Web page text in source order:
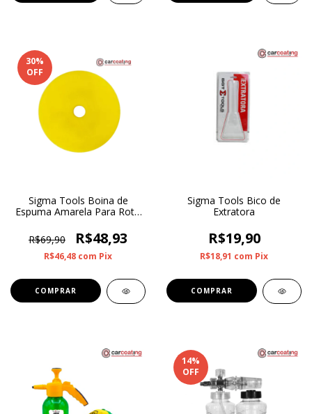
30%
OFF
Sigma Tools Boina de
Espuma Amarela Para Roto
R$69,90
R$48,93
R$46,48 com Pix
Sigma Tools Bico de
Extratora
R$19,90
R$18,91 com Pix
14%
OFF